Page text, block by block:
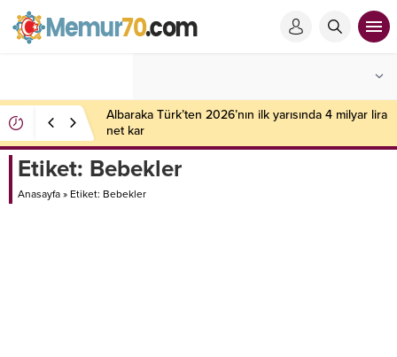
Albaraka Türk’ten 2026’nın ilk yarısında 4 milyar lira
net kar
Etiket: Bebekler
Anasayfa » Etiket: Bebekler